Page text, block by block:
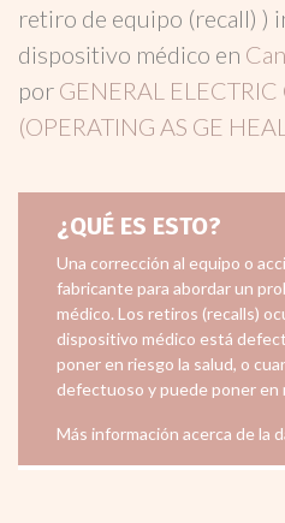
retiro de equipo (recall) )
dispositivo médico en
por GENERAL
(OPERATING AS GE
¿QUÉ ES ESTO?
Una corrección al equipo o
fabricante para abordar un
médico. Los retiros (recalls)
dispositivo médico está
poner en riesgo la salud, o
defectuoso y puede poner en
Más información acerca de la